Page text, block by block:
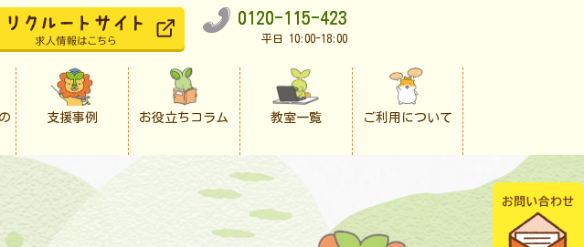
0120-115-423
平日 10:00-18:00
支援事例 お役立ちコラム 教室一覧 ご利用について